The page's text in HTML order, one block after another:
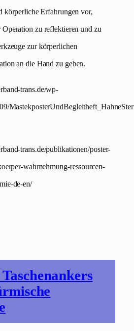
körperliche Erfahrungen vor,
zu reflektieren und zu
zur körperlichen
an die Hand zu geben.
trans.de/wp-
trans.de/publikationen/poster-
wahrnehmung-ressourcen-
de-en/